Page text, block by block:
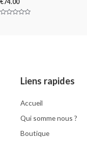
€74.00
Liens rapides
Accueil
Qui somme nous ?
Boutique